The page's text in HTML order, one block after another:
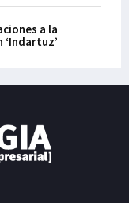
a la